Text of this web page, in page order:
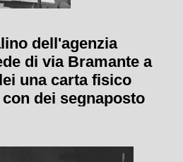
dell'agenzia
di via Bramante a
una carta fisico
dei segnaposto